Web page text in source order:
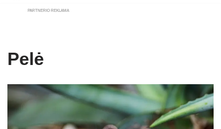
PARTNERIO REKLAMA
Pelė